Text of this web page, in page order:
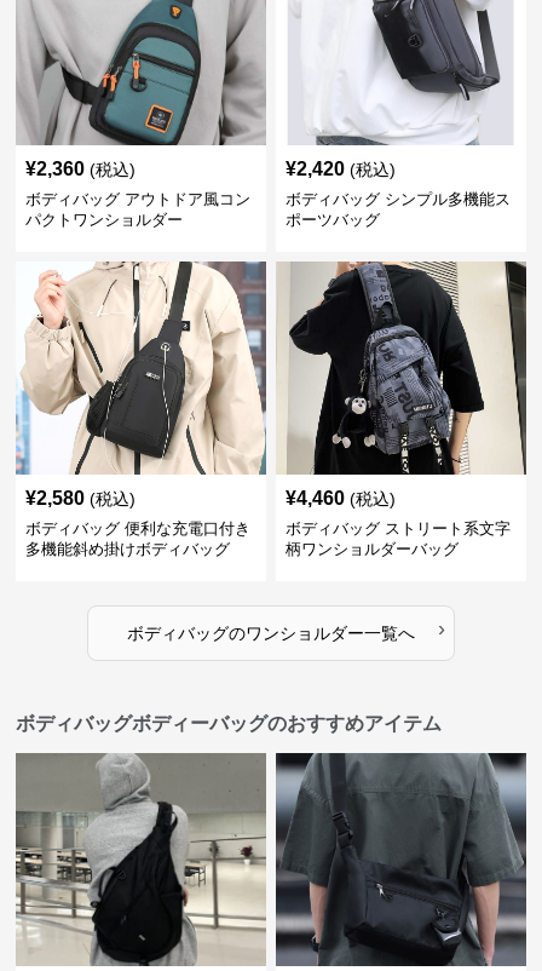
¥2,360 (税込)
ボディバッグ アウトドア風コン
パクトワンショルダー
¥2,420 (税込)
ボディバッグ シンプル多機能ス
ポーツバッグ
¥2,580 (税込)
ボディバッグ 便利な充電口付き
多機能斜め掛けボディバッグ
¥4,460 (税込)
ボディバッグ ストリート系文字
柄ワンショルダーバッグ
ボディバッグのワンショルダー一覧へ ›
ボディバッグボディーバッグのおすすめアイテム